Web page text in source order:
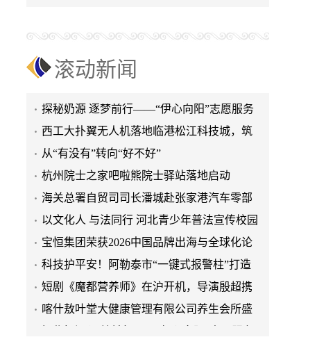
滚动新闻
街头平安新哨点
短剧《魔都营养师》在沪开机，导演殷超携
手礼仪专家周思敏聚焦国民健康
喀什敖叶堂大健康管理有限公司养生会所盛
队开展幼儿园科普公益志愿活动
西工大扑翼无人机落地临港松江科技城，筑
低空产业新标杆
从“有没有”转向“好不好”
杭州院士之家吧啦熊院士驿站落地启动
海关总署自贸司司长潘城赴张家港汽车零部
件再制造试点企业指导工作
以文化人 与法同行 河北青少年普法宣传校园
行----走进赵县南柏舍镇中学
​宝恒集团荣获2026中国品牌出海与全球化论
坛“优秀入围企业”称号
科技护平安！阿勒泰市“一键式报警柱”打造
街头平安新哨点
短剧《魔都营养师》在沪开机，导演殷超携
手礼仪专家周思敏聚焦国民健康
喀什敖叶堂大健康管理有限公司养生会所盛
大开业
​探秘奶源 逐梦前行——“伊心向阳”志愿服务
队开展幼儿园科普公益志愿活动
西工大扑翼无人机落地临港松江科技城，筑